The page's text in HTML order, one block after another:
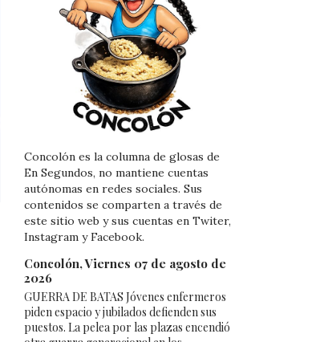
Concolón es la columna de glosas de
En Segundos, no mantiene cuentas
autónomas en redes sociales. Sus
contenidos se comparten a través de
este sitio web y sus cuentas en Twiter,
Instagram y Facebook.
Concolón, Viernes 07 de agosto de
2026
GUERRA DE BATAS Jóvenes enfermeros
piden espacio y jubilados defienden sus
puestos. La pelea por las plazas encendió